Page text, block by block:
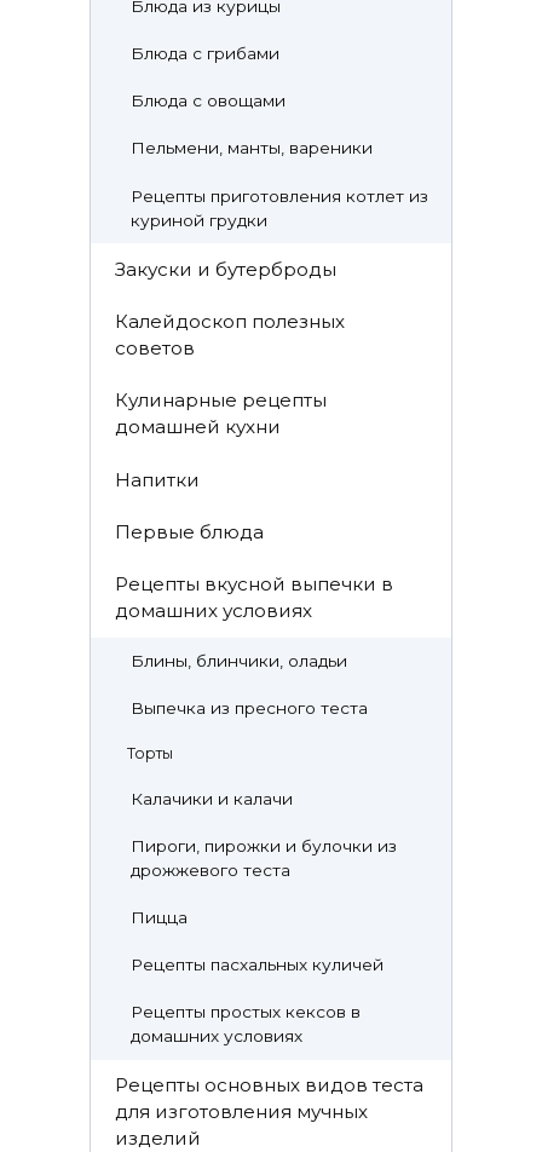
Блюда из курицы
Блюда с грибами
Блюда с овощами
Пельмени, манты, вареники
Рецепты приготовления котлет из
куриной грудки
Закуски и бутерброды
Калейдоскоп полезных
советов
Кулинарные рецепты
домашней кухни
Напитки
Первые блюда
Рецепты вкусной выпечки в
домашних условиях
Блины, блинчики, оладьи
Выпечка из пресного теста
Торты
Калачики и калачи
Пироги, пирожки и булочки из
дрожжевого теста
Пицца
Рецепты пасхальных куличей
Рецепты простых кексов в
домашних условиях
Рецепты основных видов теста
для изготовления мучных
изделий